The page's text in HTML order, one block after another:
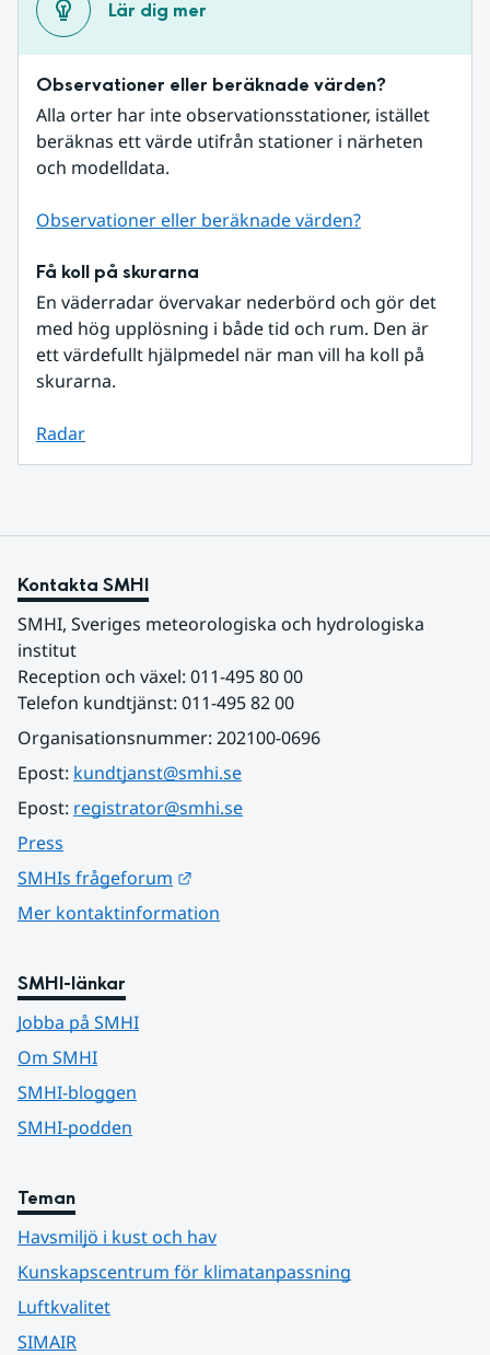
Lär dig mer
Observationer eller beräknade värden?
Alla orter har inte observationsstationer, istället
beräknas ett värde utifrån stationer i närheten
och modelldata.
Observationer eller beräknade värden?
Få koll på skurarna
En väderradar övervakar nederbörd och gör det
med hög upplösning i både tid och rum. Den är
ett värdefullt hjälpmedel när man vill ha koll på
skurarna.
Radar
Kontakta SMHI
SMHI, Sveriges meteorologiska och hydrologiska
institut
Reception och växel: 011-495 80 00
Telefon kundtjänst: 011-495 82 00
Organisationsnummer: 202100-0696
Epost: kundtjanst@smhi.se
Epost: registrator@smhi.se
Press
SMHIs frågeforum
Mer kontaktinformation
SMHI-länkar
Jobba på SMHI
Om SMHI
SMHI-bloggen
SMHI-podden
Teman
Havsmiljö i kust och hav
Kunskapscentrum för klimatanpassning
Luftkvalitet
SIMAIR